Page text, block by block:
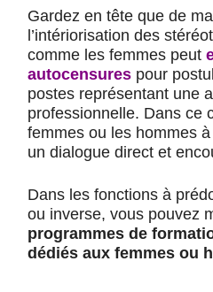
Gardez en tête que de
l’intériorisation des
comme les femmes peut
autocensures pour
postes représentant une
professionnelle. Dans ce
femmes ou les hommes
un dialogue direct et
Dans les fonctions à
ou inverse, vous pouvez
programmes de
dédiés aux femmes ou